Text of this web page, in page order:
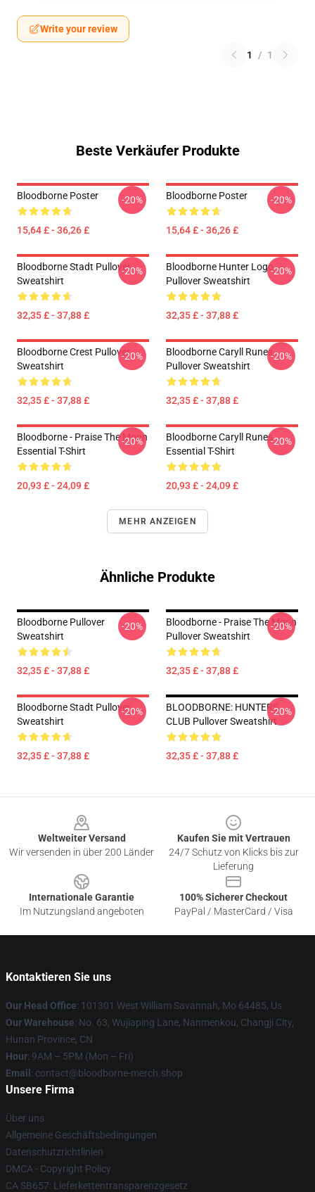
Write your review
1 / 1
Beste Verkäufer Produkte
Bloodborne Poster
15,64 £ - 36,26 £
-20% Bloodborne Poster
15,64 £ - 36,26 £
-20%
Bloodborne Stadt Pullover
Sweatshirt
32,35 £ - 37,88 £
-20%
Bloodborne Hunter Logo
Pullover Sweatshirt
32,35 £ - 37,88 £
-20%
Bloodborne Crest Pullover
Sweatshirt
32,35 £ - 37,88 £
-20%
Bloodborne Caryll Runes
Pullover Sweatshirt
32,35 £ - 37,88 £
-20%
Bloodborne - Praise The Moon
Essential T-Shirt
20,93 £ - 24,09 £
-20%
Bloodborne Caryll Runes
Essential T-Shirt
20,93 £ - 24,09 £
-20%
MEHR ANZEIGEN
Ähnliche Produkte
Bloodborne Pullover
Sweatshirt
32,35 £ - 37,88 £
-20%
Bloodborne - Praise The Moon
Pullover Sweatshirt
32,35 £ - 37,88 £
-20%
Bloodborne Stadt Pullover
Sweatshirt
32,35 £ - 37,88 £
-20%
BLOODBORNE: HUNTERS
CLUB Pullover Sweatshirt
32,35 £ - 37,88 £
-20%
Weltweiter Versand
Wir versenden in über 200 Länder
Kaufen Sie mit Vertrauen
24/7 Schutz von Klicks bis zur
Lieferung
Internationale Garantie
Im Nutzungsland angeboten
100% Sicherer Checkout
PayPal / MasterCard / Visa
Kontaktieren Sie uns
Our Head Office: 101301 West William Savannah, Mo 64485, Us
Our Warehouse: No. 63, Wujiaping Lane, Nanmenkou, Changji City,
Hunan Province, CN
Hour: 9AM – 5PM (Mon – Fri)
Email : contact@bloodborne-merch.shop
Unsere Firma
Über uns
Allgemeine Geschäftsbedingungen
Datenschutzrichtlinien
DMCA - Copyright Policy
CA SB657: Lieferkettentransparenzgesetz